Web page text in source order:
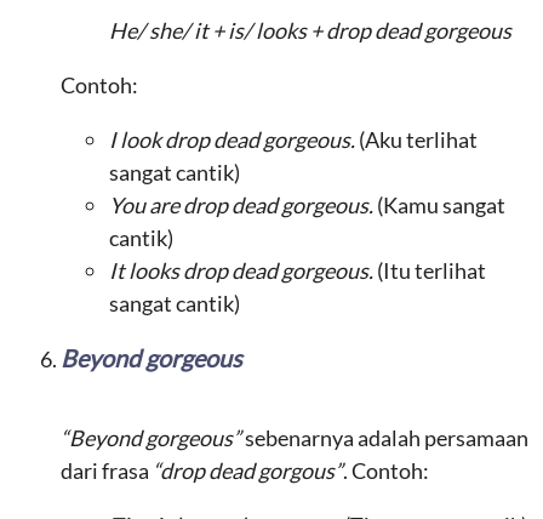
He/ she/ it + is/ looks + drop dead gorgeous
Contoh:
I look drop dead gorgeous.(Aku terlihat
sangat cantik)
You are drop dead gorgeous.(Kamu sangat
cantik)
It looks drop dead gorgeous.(Itu terlihat
sangat cantik)
Beyond gorgeous
“Beyond gorgeous”sebenarnya adalah persamaan
dari frasa “drop dead gorgous”. Contoh: